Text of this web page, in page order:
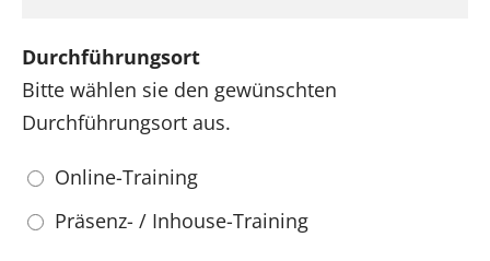
Durchführungsort
Bitte wählen sie den gewünschten
Durchführungsort aus.
Online-Training
Präsenz- / Inhouse-Training